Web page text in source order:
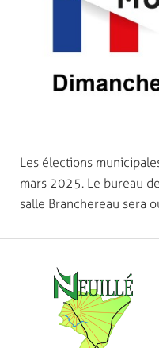
Les élections
mars 2025. Le bureau
salle Branchereau sera